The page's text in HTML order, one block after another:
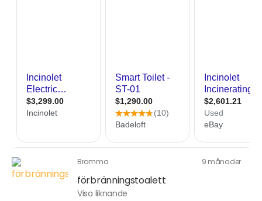
Bromma 9 månader
förbränningstoalett
Visa liknande